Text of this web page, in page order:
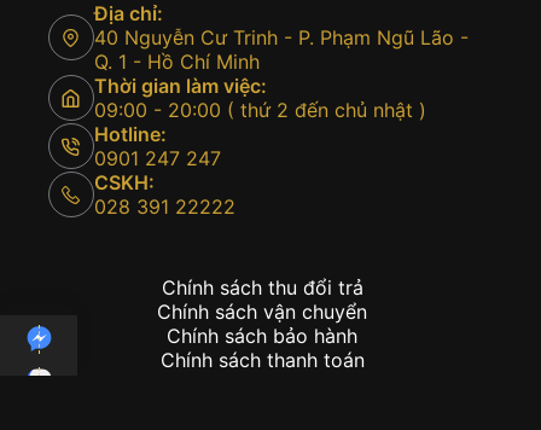
Địa chỉ:
40 Nguyễn Cư Trinh - P. Phạm Ngũ Lão -
Q. 1 - Hồ Chí Minh
Thời gian làm việc:
09:00 - 20:00 ( thứ 2 đến chủ nhật )
Hotline:
0901 247 247
CSKH:
028 391 22222
Chính sách thu đổi trả
Chính sách vận chuyển
Chính sách bảo hành
Chính sách thanh toán